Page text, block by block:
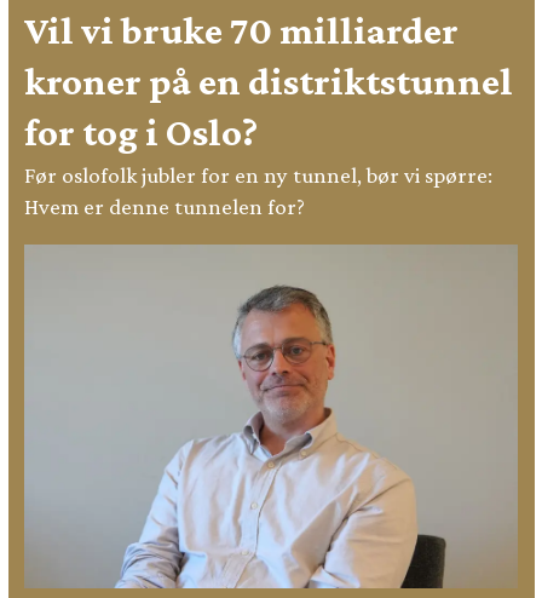
Vil vi bruke 70 milliarder
kroner på en distriktstunnel
for tog i Oslo?
Før oslofolk jubler for en ny tunnel, bør vi spørre:
Hvem er denne tunnelen for?